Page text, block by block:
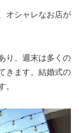
オシャレなお店が
り、週末は多くの
きます。結婚式の
。